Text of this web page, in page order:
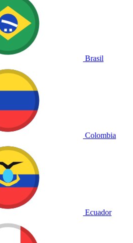
Brasil
Colombia
Ecuador